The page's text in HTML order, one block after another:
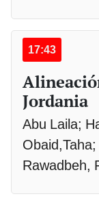
17:43
Jordania
Abu Laila;
Rawadbeh,